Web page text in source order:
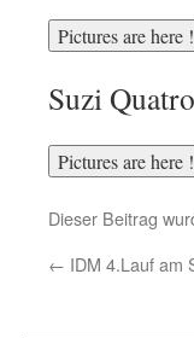
Suzi
Dieser Beitrag
← IDM 4.Lauf am